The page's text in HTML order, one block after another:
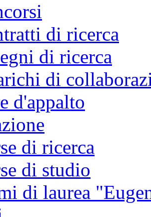
di ricerca
di ricerca
di
d'appalto
di ricerca
di studio
di laurea